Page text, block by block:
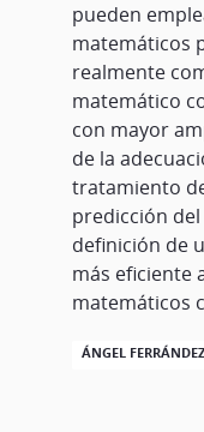
pueden
matemáticos
realmente
matemático
con mayor
de la
tratamiento
predicción
definición de
más eficiente
matemáticos
ÁNGEL